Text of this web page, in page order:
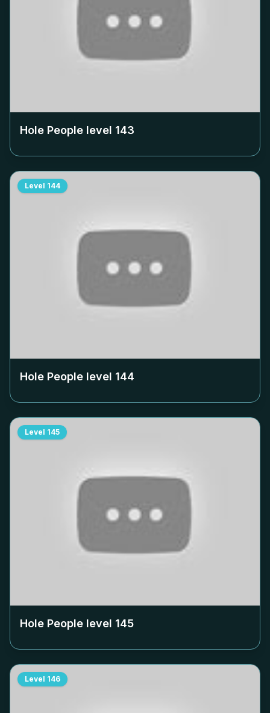
Hole People level 143
Level 144
Hole People level 144
Level 145
Hole People level 145
Level 146